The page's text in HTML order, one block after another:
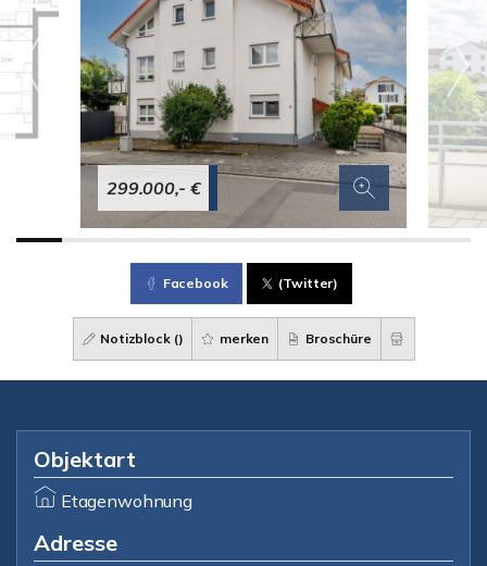
299.000,- €
Facebook (Twitter)
Notizblock () merken Broschüre
Objektart
Etagenwohnung
Adresse